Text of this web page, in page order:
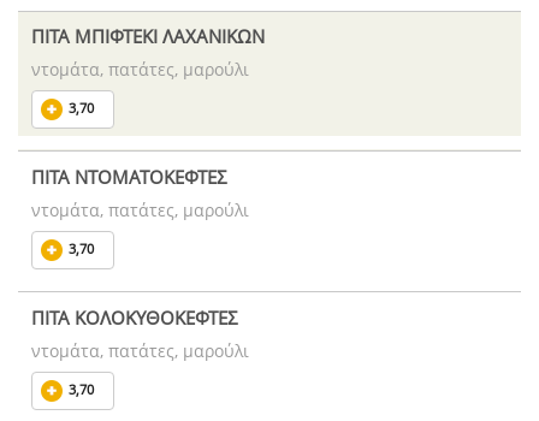
ΠΙΤΑ ΜΠΙΦΤΕΚΙ ΛΑΧΑΝΙΚΩΝ
ντομάτα, πατάτες, μαρούλι
3,70
ΠΙΤΑ ΝΤΟΜΑΤΟΚΕΦΤΕΣ
ντομάτα, πατάτες, μαρούλι
3,70
ΠΙΤΑ ΚΟΛΟΚΥΘΟΚΕΦΤΕΣ
ντομάτα, πατάτες, μαρούλι
3,70